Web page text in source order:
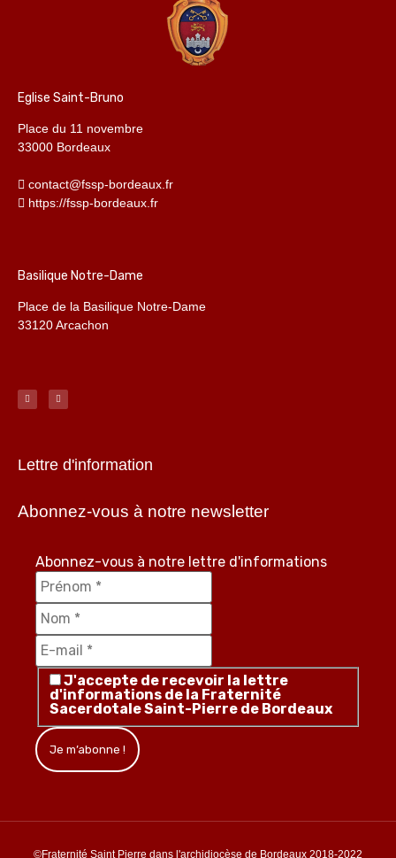
Eglise Saint-Bruno
Place du 11 novembre
33000 Bordeaux
contact@fssp-bordeaux.fr
https://fssp-bordeaux.fr
Basilique Notre-Dame
Place de la Basilique Notre-Dame
33120 Arcachon
Lettre d'information
Abonnez-vous à notre newsletter
Abonnez-vous à notre lettre d'informations
J'accepte de recevoir la lettre
d'informations de la Fraternité
Sacerdotale Saint-Pierre de Bordeaux
©Fraternité Saint Pierre dans l'archidiocèse de Bordeaux 2018-2022